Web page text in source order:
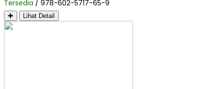
Tersedia / 978-602-5717-65-9
✚ Lihat Detail